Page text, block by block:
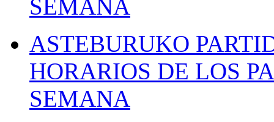
SEMANA
ASTEBURUKO
HORARIOS DE LOS
SEMANA